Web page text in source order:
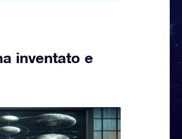
inventato e